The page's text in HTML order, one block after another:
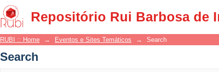
Repositório Rui Barbosa de
Search
RUBI :: Home → Eventos e Sites Temáticos → Search
Search